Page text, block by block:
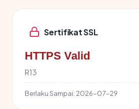
Sertifikat SSL
HTTPS Valid
R13
Berlaku Sampai: 2026-07-29